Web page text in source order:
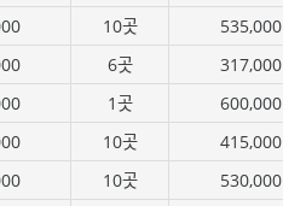
10곳
535,000
6곳
317,000
1곳
600,000
10곳
415,000
10곳
530,000